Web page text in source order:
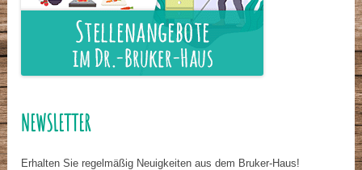
NEWSLETTER
Erhalten Sie regelmäßig Neuigkeiten aus dem Bruker-Haus!